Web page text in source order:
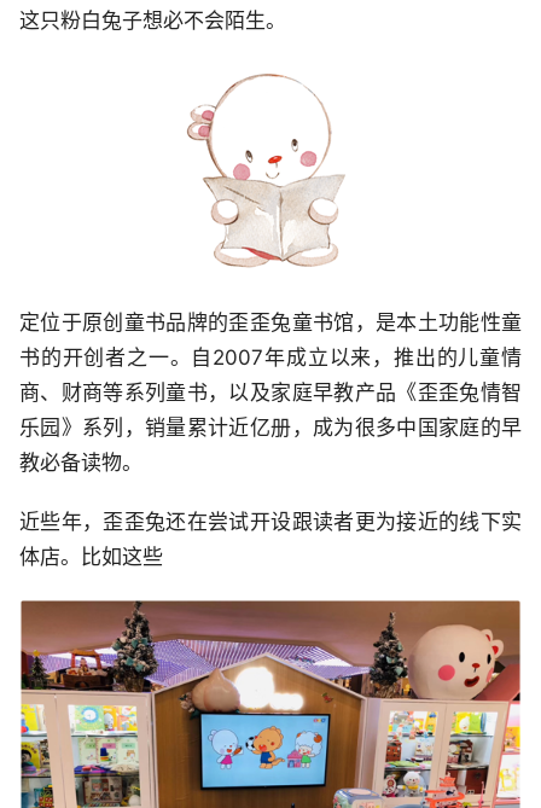
这只粉白兔子想必不会陌生。
定位于原创童书品牌的歪歪兔童书馆，是本土功能性童
书的开创者之一。自2007年成立以来，推出的儿童情
商、财商等系列童书，以及家庭早教产品《歪歪兔情智
乐园》系列，销量累计近亿册，成为很多中国家庭的早
教必备读物。
近些年，歪歪兔还在尝试开设跟读者更为接近的线下实
体店。比如这些